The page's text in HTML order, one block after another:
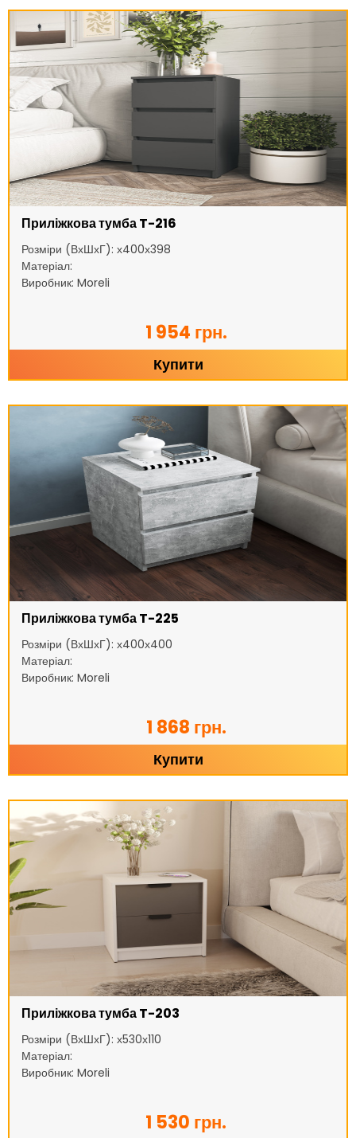
Приліжкова тумба T-216
Розміри (ВхШхГ): х400х398
Матеріал:
Виробник: Moreli
1 954 грн.
Купити
Приліжкова тумба T-225
Розміри (ВхШхГ): х400х400
Матеріал:
Виробник: Moreli
1 868 грн.
Купити
Приліжкова тумба T-203
Розміри (ВхШхГ): х530х110
Матеріал:
Виробник: Moreli
1 530 грн.